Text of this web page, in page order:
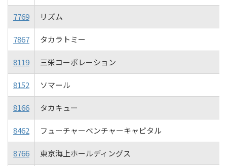
7769 リズム
7867 タカラトミー
8119 三栄コーポレーション
8152 ソマール
8166 タカキュー
8462 フューチャーベンチャーキャピタル
8766 東京海上ホールディングス